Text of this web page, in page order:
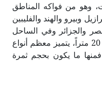
وهو من فواكه المناطق
وبيرو والهند والفليبين
والجزائر وفي الساحل
السوري. أشجاره تشبه أشجار الجوز الكبيرة، وقد يصل ارتفاعها إلى 20 متراً، يتميز معظم أنواع
ما يكون بحجم ثمرة